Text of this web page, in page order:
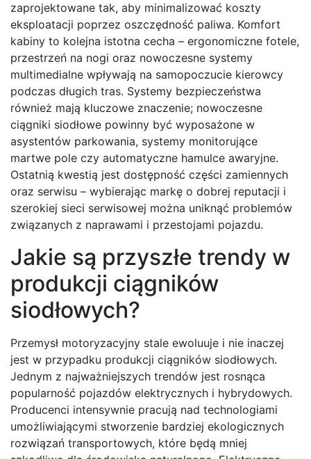
zaprojektowane tak, aby minimalizować koszty
eksploatacji poprzez oszczędność paliwa. Komfort
kabiny to kolejna istotna cecha – ergonomiczne fotele,
przestrzeń na nogi oraz nowoczesne systemy
multimedialne wpływają na samopoczucie kierowcy
podczas długich tras. Systemy bezpieczeństwa
również mają kluczowe znaczenie; nowoczesne
ciągniki siodłowe powinny być wyposażone w
asystentów parkowania, systemy monitorujące
martwe pole czy automatyczne hamulce awaryjne.
Ostatnią kwestią jest dostępność części zamiennych
oraz serwisu – wybierając markę o dobrej reputacji i
szerokiej sieci serwisowej można uniknąć problemów
związanych z naprawami i przestojami pojazdu.
Jakie są przyszłe trendy w
produkcji ciągników
siodłowych?
Przemysł motoryzacyjny stale ewoluuje i nie inaczej
jest w przypadku produkcji ciągników siodłowych.
Jednym z najważniejszych trendów jest rosnąca
popularność pojazdów elektrycznych i hybrydowych.
Producenci intensywnie pracują nad technologiami
umożliwiającymi stworzenie bardziej ekologicznych
rozwiązań transportowych, które będą mniej